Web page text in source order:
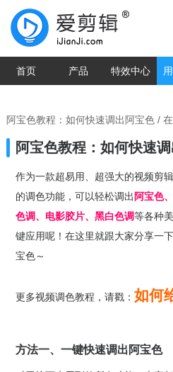
首页 产品 特效中心
阿宝色教程：如何快速调出阿宝色 /
阿宝色教程：如何快速
作为一款超易用、超强大的视频剪
的调色功能，可以轻松调出 阿宝色
色调、电影胶片、黑白色调等各种
键应用呢！在这里就跟大家分享一
宝色～
更多视频调色教程，请戳： 如何
方法一、一键快速调出阿宝色